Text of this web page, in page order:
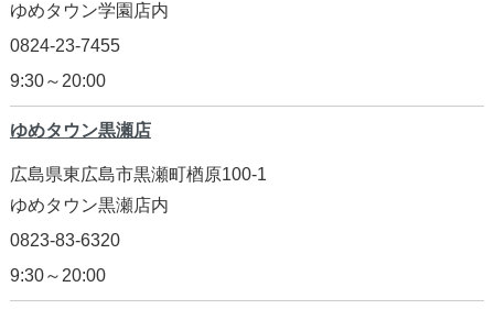
ゆめタウン学園店内
0824-23-7455
9:30～20:00
ゆめタウン黒瀬店
広島県東広島市黒瀬町楢原100-1
ゆめタウン黒瀬店内
0823-83-6320
9:30～20:00